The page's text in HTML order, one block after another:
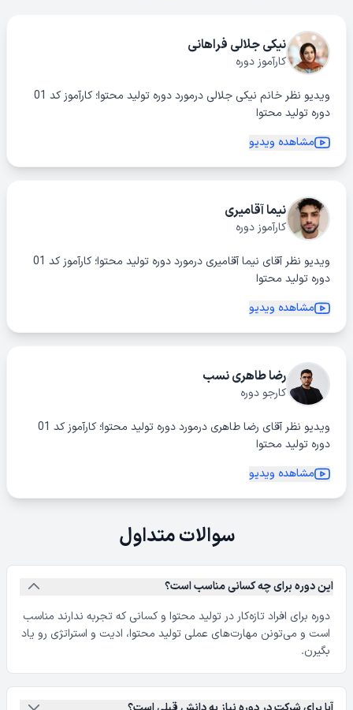
نیکی جلالی فراهانی
کارآموز دوره
ویدیو نظر خانم نیکی جلالی درمورد دوره تولید محتوا؛ کارآموز کد 01
دوره تولید محتوا
مشاهده ویدیو
نیما آقامیری
کارآموز دوره
ویدیو نظر آقای نیما آقامیری درمورد دوره تولید محتوا؛ کارآموز کد 01
دوره تولید محتوا
مشاهده ویدیو
رضا طاهری نسب
کارجو دوره
ویدیو نظر آقای رضا طاهری درمورد دوره تولید محتوا؛ کارآموز کد 01
دوره تولید محتوا
مشاهده ویدیو
سوالات متداول
این دوره برای چه کسانی مناسب است؟
دوره برای افراد تازه‌کار در تولید محتوا و کسانی که تجربه ندارند مناسب
است و می‌تونن مهارت‌های عملی تولید محتوا، ادیت و استراتژی رو یاد
بگیرن.